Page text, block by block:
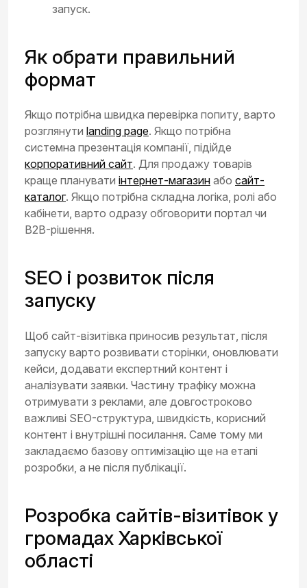
запуск.
Як обрати правильний
формат
Якщо потрібна швидка перевірка попиту, варто
розглянути landing page. Якщо потрібна
системна презентація компанії, підійде
корпоративний сайт. Для продажу товарів
краще планувати інтернет-магазин або сайт-
каталог. Якщо потрібна складна логіка, ролі або
кабінети, варто одразу обговорити портал чи
B2B-рішення.
SEO і розвиток після
запуску
Щоб сайт-візитівка приносив результат, після
запуску варто розвивати сторінки, оновлювати
кейси, додавати експертний контент і
аналізувати заявки. Частину трафіку можна
отримувати з реклами, але довгостроково
важливі SEO-структура, швидкість, корисний
контент і внутрішні посилання. Саме тому ми
закладаємо базову оптимізацію ще на етапі
розробки, а не після публікації.
Розробка сайтів-візитівок у
громадах Харківської
області